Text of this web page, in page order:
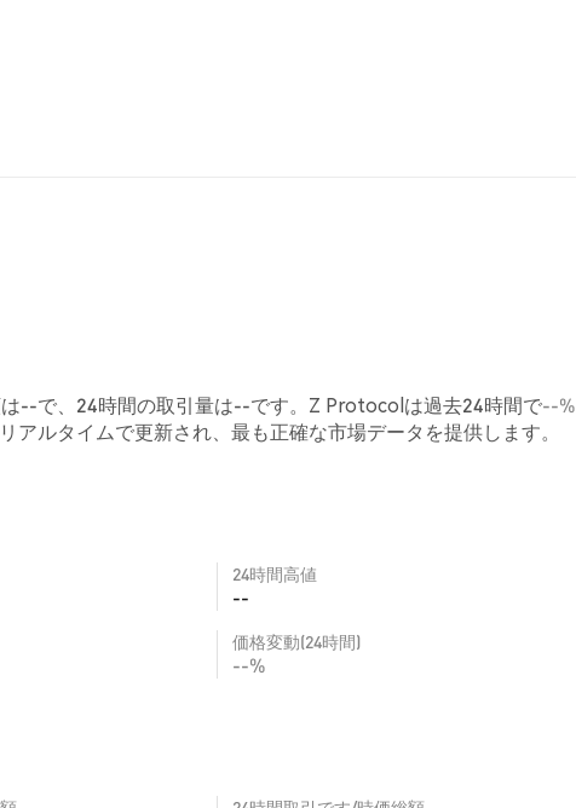
--で、24時間の取引量は--です。Z Protocolは過去24時間で--%
ルタイムで更新され、最も正確な市場データを提供します。
24時間高値
--
価格変動(24時間)
--%